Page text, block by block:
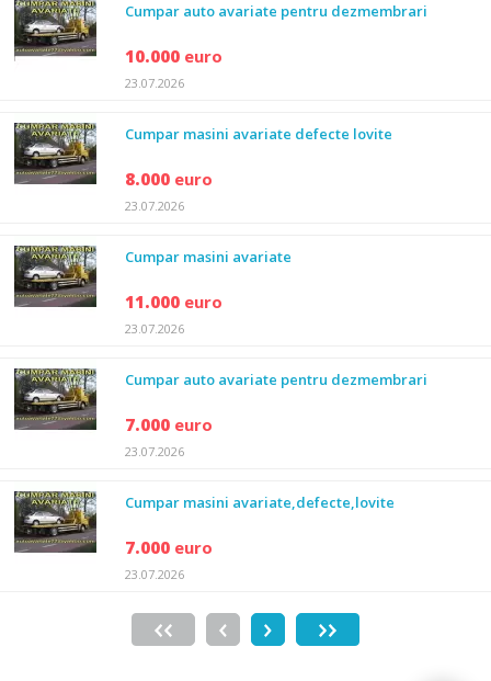
Cumpar auto avariate pentru dezmembrari
10.000 euro
23.07.2026
Cumpar masini avariate defecte lovite
8.000 euro
23.07.2026
Cumpar masini avariate
11.000 euro
23.07.2026
Cumpar auto avariate pentru dezmembrari
7.000 euro
23.07.2026
Cumpar masini avariate,defecte,lovite
7.000 euro
23.07.2026